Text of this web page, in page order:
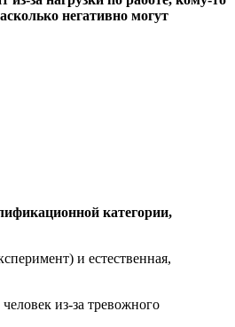
негативно могут
категории,
и естественная,
из-за тревожного